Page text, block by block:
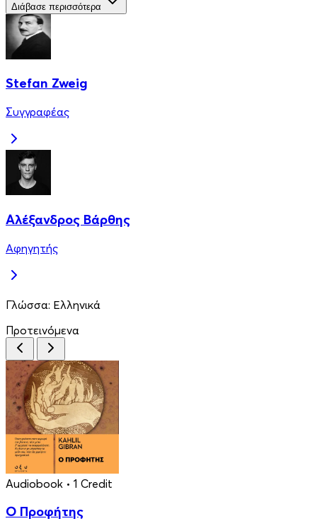
Διάβασε περισσότερα
Stefan Zweig
Συγγραφέας
Αλέξανδρος Βάρθης
Αφηγητής
Γλώσσα: Ελληνικά
Προτεινόμενα
Audiobook • 1 Credit
Ο Προφήτης